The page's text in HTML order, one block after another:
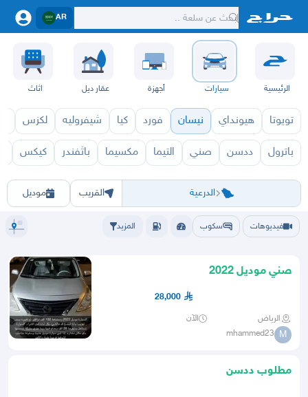
AR
الرئيسية سيارات أجهزة عقار ديل اثاث
تويوتا هيونداي نيسان فورد كيا شيفروليه لكزس
باترول ددسن صني التيما مكسيما باثفندر كيكس
الدرعية
الرياض الدرعية السليل القويعيةالمجمعة
القريب موديل
نيسان 2027 نيسان
فيديوهات سكوب المزيد
صني موديل 2022
28,000
الرياض الآن
M
mhammed23
مطلوب ددسن